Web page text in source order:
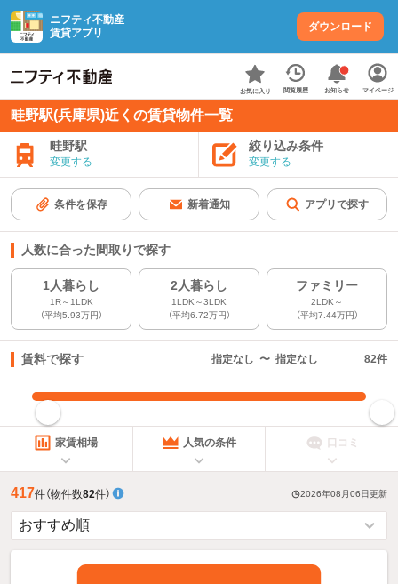
ニフティ不動産
賃貸アプリ
ダウンロード
お気に入り 閲覧履歴 お知らせ マイページ
畦野駅(兵庫県)近くの賃貸物件一覧
畦野駅
変更する
絞り込み条件
変更する
条件を保存 新着通知 アプリで探す
人数に合った間取りで探す
1人暮らし
1R～1LDK
（平均5.93万円）
2人暮らし
1LDK～3LDK
（平均6.72万円）
ファミリー
2LDK～
（平均7.44万円）
賃料で探す 指定なし 〜 指定なし 82件
指定した賃料で絞り込む
家賃相場 人気の条件 口コミ
417件（物件数82件） 2026年08月06日更新